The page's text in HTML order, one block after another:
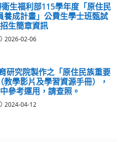
生福利部115學年度「原住民
養成計畫」公費生學士班甄試
生簡章資訊
2026-02-06
研究院製作之「原住民族重要
學影片及學習資源手冊），
參考運用，請查照。
2024-04-12